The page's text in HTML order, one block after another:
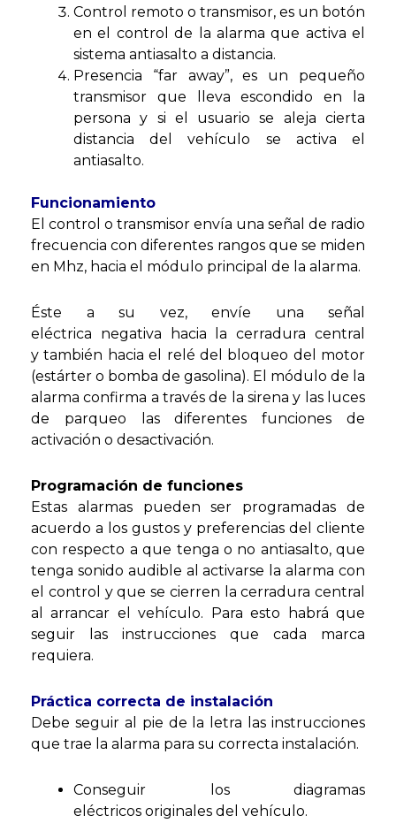
Control remoto o transmisor, es un botón
en el control de la alarma que activa el
sistema antiasalto a distancia.
Presencia “far away”, es un pequeño
transmisor que lleva escondido en la
persona y si el usuario se aleja cierta
distancia del vehículo se activa el
antiasalto.
Funcionamiento
El control o transmisor envía una señal de radio
frecuencia con diferentes rangos que se miden
en Mhz, hacia el módulo principal de la alarma.
Éste a su vez, envíe una señal
eléctrica negativa hacia la cerradura central
y también hacia el relé del bloqueo del motor
(estárter o bomba de gasolina). El módulo de la
alarma confirma a través de la sirena y las luces
de parqueo las diferentes funciones de
activación o desactivación.
Programación de funciones
Estas alarmas pueden ser programadas de
acuerdo a los gustos y preferencias del cliente
con respecto a que tenga o no antiasalto, que
tenga sonido audible al activarse la alarma con
el control y que se cierren la cerradura central
al arrancar el vehículo. Para esto habrá que
seguir las instrucciones que cada marca
requiera.
Práctica correcta de instalación
Debe seguir al pie de la letra las instrucciones
que trae la alarma para su correcta instalación.
Conseguir los diagramas
eléctricos originales del vehículo.